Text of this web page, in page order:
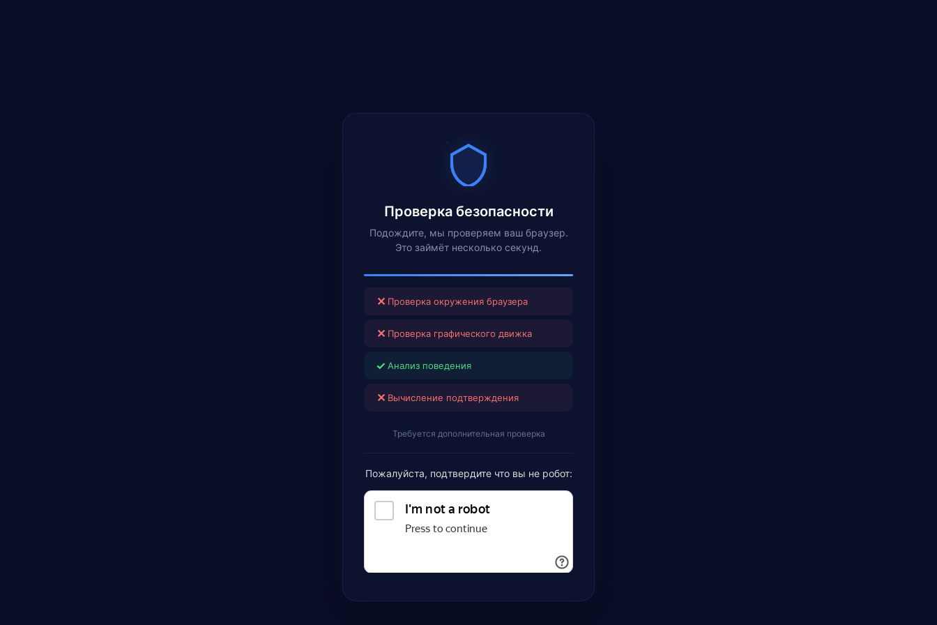
Проверка безопасности
Подождите, мы проверяем ваш браузер.
Это займёт несколько секунд.
✕ Проверка окружения браузера
✕ Проверка графического движка
✓ Анализ поведения
✕ Вычисление подтверждения
Требуется дополнительная проверка
Пожалуйста, подтвердите что вы не робот: